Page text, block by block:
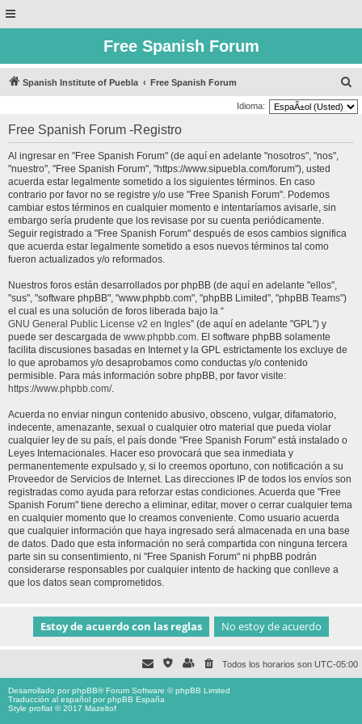
Free Spanish Forum
Spanish Institute of Puebla Free Spanish Forum
u
Idioma:
Free Spanish Forum -Registro
Al ingresar en "Free Spanish Forum" (de aquí en adelante "nosotros", "nos",
"nuestro", "Free Spanish Forum", "https://www.sipuebla.com/forum"), usted
acuerda estar legalmente sometido a los siguientes términos. En caso
contrario por favor no se registre y/o use "Free Spanish Forum". Podemos
cambiar estos términos en cualquier momento e intentaríamos avisarle, sin
embargo sería prudente que los revisase por su cuenta periódicamente.
Seguir registrado a "Free Spanish Forum" después de esos cambios significa
que acuerda estar legalmente sometido a esos nuevos términos tal como
fueron actualizados y/o reformados.
Nuestros foros están desarrollados por phpBB (de aquí en adelante "ellos",
"sus", "software phpBB", "www.phpbb.com", "phpBB Limited", "phpBB Teams")
el cual es una solución de foros liberada bajo la “
GNU General Public License v2 en Ingles” (de aquí en adelante "GPL") y
puede ser descargada de www.phpbb.com. El software phpBB solamente
facilita discusiones basadas en Internet y la GPL estrictamente los excluye de
lo que aprobamos y/o desaprobamos como conductas y/o contenido
permisible. Para más información sobre phpBB, por favor visite:
https://www.phpbb.com/.
Acuerda no enviar ningun contenido abusivo, obsceno, vulgar, difamatorio,
indecente, amenazante, sexual o cualquier otro material que pueda violar
cualquier ley de su país, el país donde "Free Spanish Forum" está instalado o
Leyes Internacionales. Hacer eso provocará que sea inmediata y
permanentemente expulsado y, si lo creemos oportuno, con notificación a su
Proveedor de Servicios de Internet. Las direcciones IP de todos los envíos son
registradas como ayuda para reforzar estas condiciones. Acuerda que "Free
Spanish Forum" tiene derecho a eliminar, editar, mover o cerrar cualquier tema
en cualquier momento que lo creamos conveniente. Como usuario acuerda
que cualquier información que haya ingresado será almacenada en una base
de datos. Dado que esta información no será compartida con ninguna tercera
parte sin su consentimiento, ni "Free Spanish Forum" ni phpBB podrán
considerarse responsables por cualquier intento de hacking que conlleve a
que los datos sean comprometidos.
Todos los horarios son UTC-05:00
Desarrollado porphpBB® Forum Software © phpBB Limited
Traducción al español porphpBB España
Style proflat © 2017 Mazeltof